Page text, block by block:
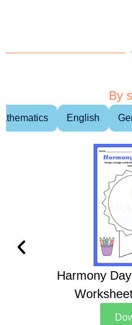
By
English
Harmony